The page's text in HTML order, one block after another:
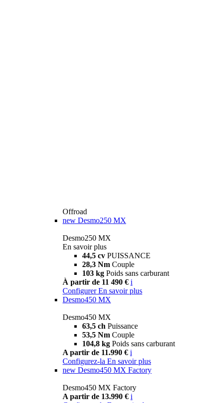
Offroad
new Desmo250 MX
Desmo250 MX
En savoir plus
44,5 cv PUISSANCE
28,3 Nm Couple
103 kg Poids sans carburant
À partir de 11 490 € i
Configurer En savoir plus
Desmo450 MX
Desmo450 MX
63,5 ch Puissance
53,5 Nm Couple
104,8 kg Poids sans carburant
A partir de 11.990 € i
Configurez-la En savoir plus
new Desmo450 MX Factory
Desmo450 MX Factory
A partir de 13.990 € i